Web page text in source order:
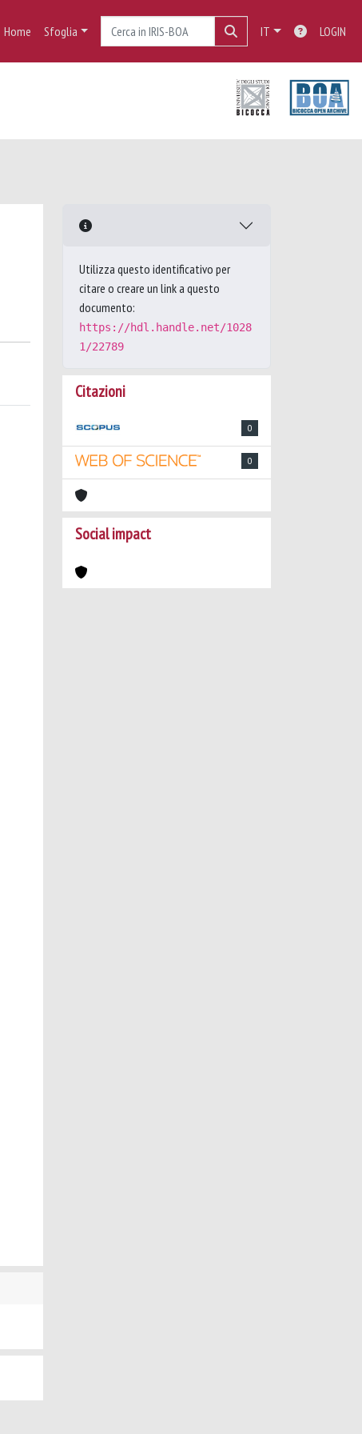
Home Sfoglia IT LOGIN
Utilizza questo identificativo per
citare o creare un link a questo
documento:
https://hdl.handle.net/1028
1/22789
Citazioni
0
0
Social impact